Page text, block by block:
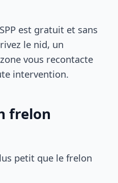
est gratuit et sans
le nid, un
vous recontacte
intervention.
frelon
petit que le frelon